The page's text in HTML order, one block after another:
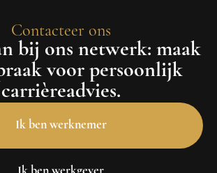
Contacteer ons
bij ons netwerk: maak
voor persoonlijk
carrièreadvies.
Ik ben werknemer